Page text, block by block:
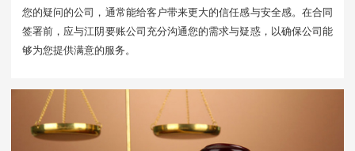
您的疑问的公司，通常能给客户带来更大的信任感与安全感。在合同
签署前，应与江阴要账公司充分沟通您的需求与疑惑，以确保公司能
够为您提供满意的服务。